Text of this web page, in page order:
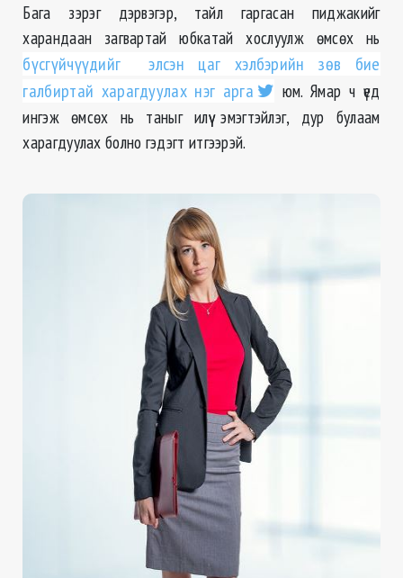
Бага зэрэг дэрвэгэр, тайл гаргасан пиджакийг
харандаан загвартай юбкатай хослуулж өмсөх нь
бүсгүйчүүдийг элсэн цаг хэлбэрийн зөв бие
галбиртай харагдуулах нэг арга
юм. Ямар ч үед
ингэж өмсөх нь таныг илүү эмэгтэйлэг, дур булаам
харагдуулах болно гэдэгт итгээрэй.